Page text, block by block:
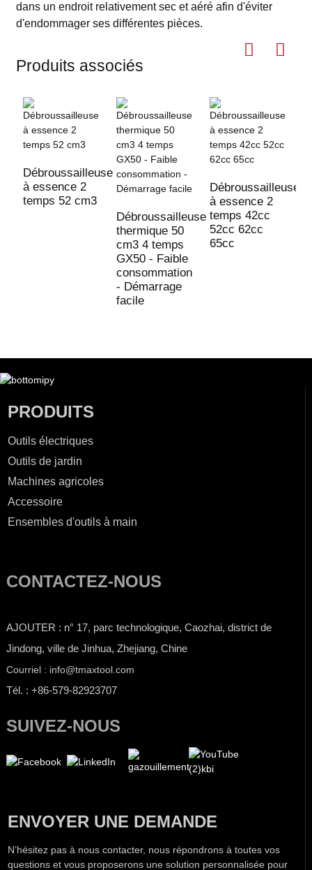
dans un endroit relativement sec et aéré afin d'éviter
d'endommager ses différentes pièces.
Produits associés
Débroussailleuse
à essence 2
temps 52 cm3
Débroussailleuse
thermique 50
cm3 4 temps
GX50 - Faible
consommation
- Démarrage
facile
Débroussailleuse
à essence 2
temps 42cc
52cc 62cc
65cc
PRODUITS
Outils électriques
Outils de jardin
Machines agricoles
Accessoire
Ensembles d'outils à main
CONTACTEZ-NOUS
AJOUTER : n° 17, parc technologique, Caozhai, district de
Jindong, ville de Jinhua, Zhejiang, Chine
Courriel : info@tmaxtool.com
Tél. : +86-579-82923707
SUIVEZ-NOUS
ENVOYER UNE DEMANDE
N’hésitez pas à nous contacter, nous répondrons à toutes vos
questions et vous proposerons une solution personnalisée pour